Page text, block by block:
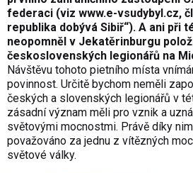
federaci (viz www.e-vsudybyl.cz,
republika dobývá Sibiř“). A ani při
neopomněl v Jekatěrinburgu
československých legionářů na
Návštěvu tohoto pietního místa
povinnost. Určitě bychom neměli
českých a slovenských legionářů v
zásadní význam měli pro vznik a
světovými mocnostmi. Právě díky
považováno za jednu z vítězných
světové války.